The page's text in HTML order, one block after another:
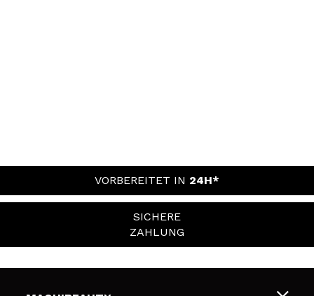
VORBEREITET IN 24H*
SICHERE
ZAHLUNG